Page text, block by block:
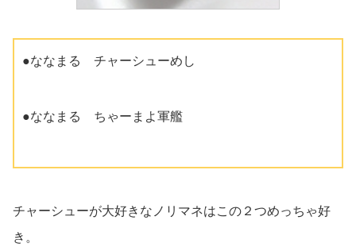
●ななまる チャーシューめし
●ななまる ちゃーまよ軍艦
チャーシューが大好きなノリマネはこの２つめっちゃ好
き。